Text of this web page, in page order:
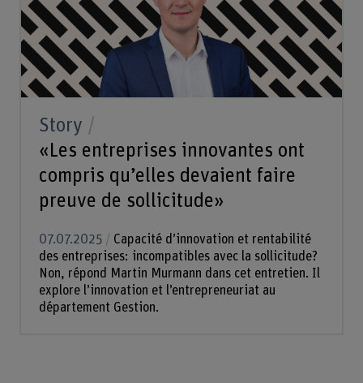
Story
«Les entreprises innovantes ont
compris qu’elles devaient faire
preuve de sollicitude»
07.07.2025
Capacité d’innovation et rentabilité
des entreprises: incompatibles avec la sollicitude?
Non, répond Martin Murmann dans cet entretien. Il
explore l’innovation et l’entrepreneuriat au
département Gestion.